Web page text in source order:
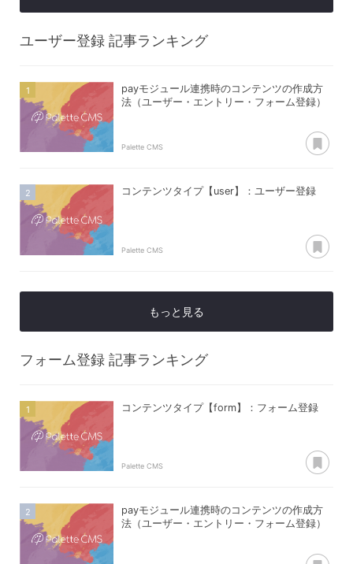
ユーザー登録 記事ランキング
payモジュール連携時のコンテンツの作成方
法（ユーザー・エントリー・フォーム登録）
Palette CMS
コンテンツタイプ【user】：ユーザー登録
Palette CMS
もっと見る
フォーム登録 記事ランキング
コンテンツタイプ【form】：フォーム登録
Palette CMS
payモジュール連携時のコンテンツの作成方
法（ユーザー・エントリー・フォーム登録）